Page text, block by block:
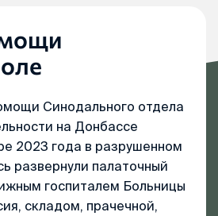
Синодального отдела
на Донбассе
2023 года в разрушенном
развернули палаточный
госпиталем Больницы
складом, прачечной,